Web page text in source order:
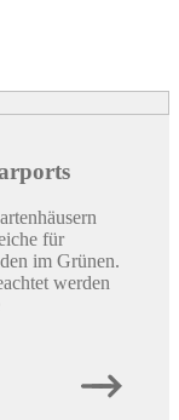
für
im Grünen.
werden